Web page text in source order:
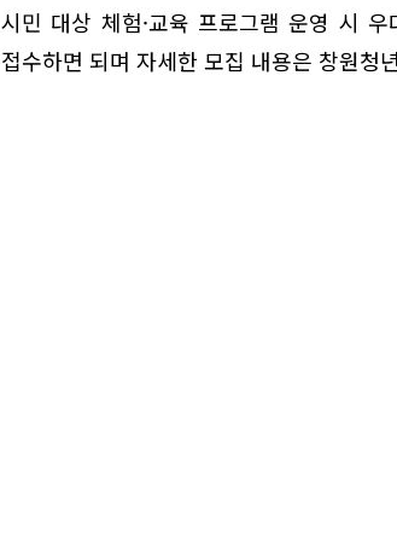
시민 대상 체험·교육 프로그램 운영 시
접수하면 되며 자세한 모집 내용은 창원청